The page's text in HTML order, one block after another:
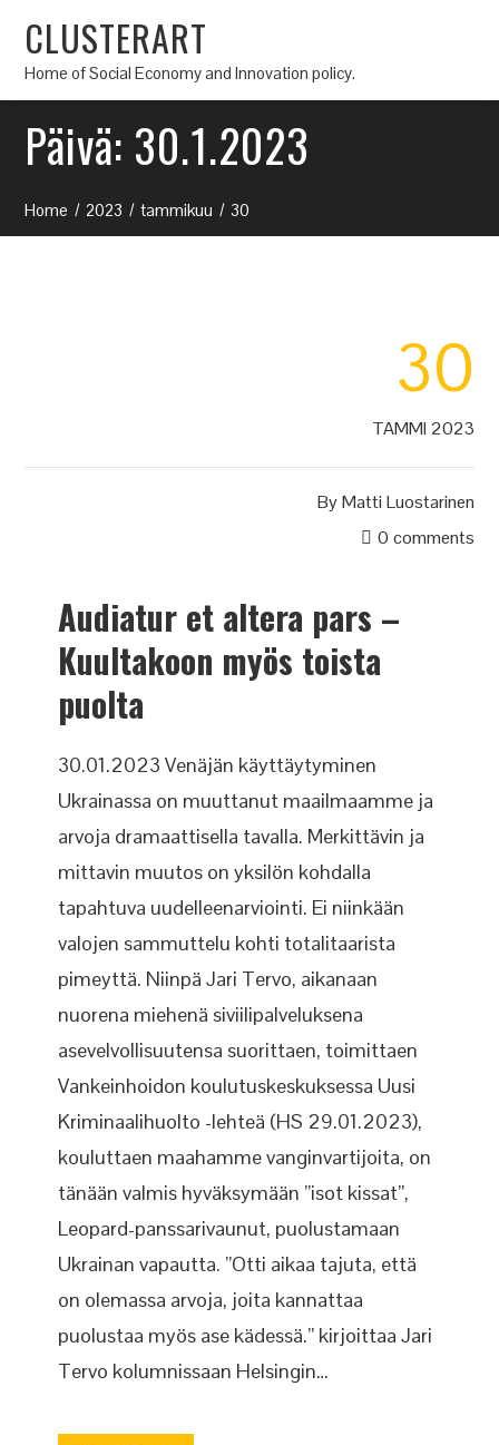
CLUSTERART
Home of Social Economy and Innovation policy.
Päivä: 30.1.2023
Home 2023 tammikuu 30
30
TAMMI 2023
ByMatti Luostarinen
0 comments
Audiatur et altera pars –
Kuultakoon myös toista
puolta
30.01.2023 Venäjän käyttäytyminen
Ukrainassa on muuttanut maailmaamme ja
arvoja dramaattisella tavalla. Merkittävin ja
mittavin muutos on yksilön kohdalla
tapahtuva uudelleenarviointi. Ei niinkään
valojen sammuttelu kohti totalitaarista
pimeyttä. Niinpä Jari Tervo, aikanaan
nuorena miehenä siviilipalveluksena
asevelvollisuutensa suorittaen, toimittaen
Vankeinhoidon koulutuskeskuksessa Uusi
Kriminaalihuolto -lehteä (HS 29.01.2023),
kouluttaen maahamme vanginvartijoita, on
tänään valmis hyväksymään ”isot kissat”,
Leopard-panssarivaunut, puolustamaan
Ukrainan vapautta. ”Otti aikaa tajuta, että
on olemassa arvoja, joita kannattaa
puolustaa myös ase kädessä.” kirjoittaa Jari
Tervo kolumnissaan Helsingin…